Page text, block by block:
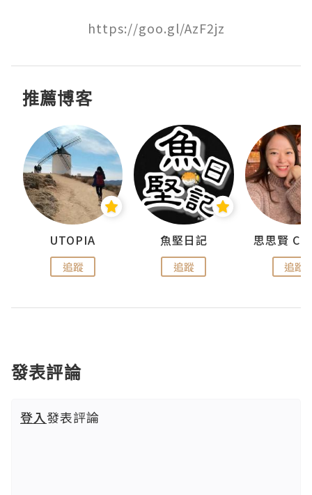
https://goo.gl/AzF2jz
推薦博客
UTOPIA
追蹤
魚堅日記
追蹤 追蹤
發表評論
登入發表評論